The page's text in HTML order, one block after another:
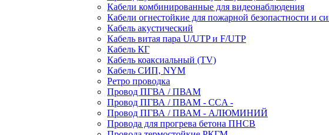
Кабели комбинированные для видеонаблюдения
Кабели огнестойкие для пожарной безопастности и
Кабель акустический
Кабель витая пара U/UTP и F/UTP
Кабель КГ
Кабель коаксиальный (TV)
Кабель СИП, NYM
Ретро проводка
Провод ПГВА / ПВАМ
Провод ПГВА / ПВАМ - CCA -
Провод ПГВА / ПВАМ - АЛЮМИНИЙ
Провода для прогрева бетона ПНСВ